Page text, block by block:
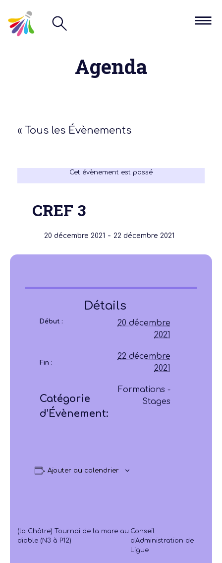
Agenda
« Tous les Évènements
Cet évènement est passé
CREF 3
20 décembre 2021 - 22 décembre 2021
Détails
Début :
20 décembre
2021
Fin :
22 décembre
2021
Catégorie
d’Évènement:
Formations -
Stages
Ajouter au calendrier
(la Châtre) Tournoi de la mare au
diable (N3 à P12)
Conseil
d'Administration de
Ligue